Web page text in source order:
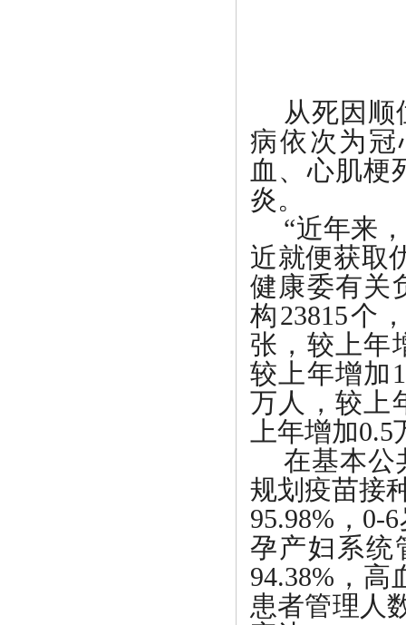
从死因顺
病依次为
血、心肌梗
炎。
“近年来
近就便获取
健康委有关
构23815个
张，较上年
较上年增加
万人，较上
上年增加
在基本公
规划疫苗接
95.98%，0-
孕产妇系统
94.38%，高
患者管理人